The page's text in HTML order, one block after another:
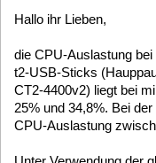
Mein erster Test
Quote from: clausmuus on April
Genau das ist unsere
CPU Auslastung.
plugin probieren?